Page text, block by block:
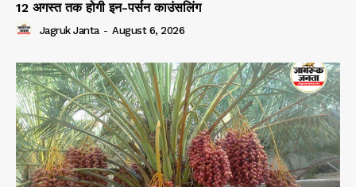
12 अगस्त तक होगी इन-पर्सन काउंसलिंग
Jagruk Janta - August 6, 2026